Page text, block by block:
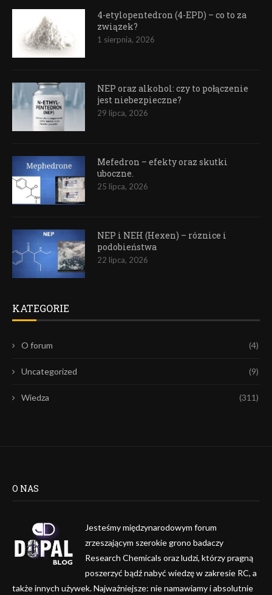
4-etylopentedron (4-EPD) – co to za
związek?
1 sierpnia, 2026
NEP oraz alkohol: czy to połączenie
jest niebezpieczne?
29 lipca, 2026
Mefedron – efekty oraz skutki
uboczne.
25 lipca, 2026
NEP i NEH (Hexen) – róznice i
podobieństwa
22 lipca, 2026
KATEGORIE
O forum (4)
Uncategorized (9)
Wiedza (311)
O NAS
Jesteśmy międzynarodowym forum
zrzeszającym szerokie grono badaczy
Research Chemicals oraz ludzi, którzy pragną
poszerzyć bądź nabyć wiedzę w zakresie RC, a
także innych używek. Najważniejsze: nie namawiamy i absolutnie